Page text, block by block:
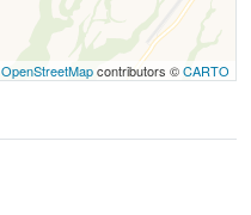
OpenStreetMapcontributors ©CARTO